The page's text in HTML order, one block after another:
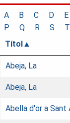
A B C D E
P
Q R S T
Títol
Abeja, La
Abeja, La
Abella d'or a Sant